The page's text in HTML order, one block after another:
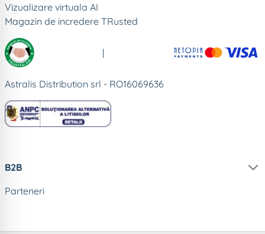
Vizualizare virtuala AI
Magazin de incredere TRusted
|
Astralis Distribution srl - RO16069636
B2B
Parteneri